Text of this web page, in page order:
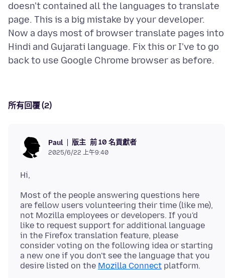
doesn't contained all the languages to translate
page. This is a big mistake by your developer.
Now a days most of browser translate pages into
Hindi and Gujarati language. Fix this or I've to go
所有回覆 (2)
Paul 版主 前 10 名貢獻者
2025/6/22 上午9:40
Most of the people answering questions here
are fellow users volunteering their time (like me),
not Mozilla employees or developers. If you'd
like to request support for additional language
in the Firefox translation feature, please
consider voting on the following idea or starting
a new one if you don't see the language that you
desire listed on the Mozilla Connect